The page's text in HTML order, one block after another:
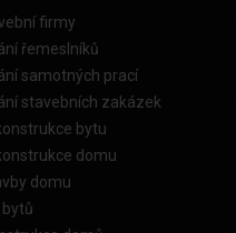
firmy
řemeslníků
samotných prací
stavebních zakázek
bytu
domu
domu